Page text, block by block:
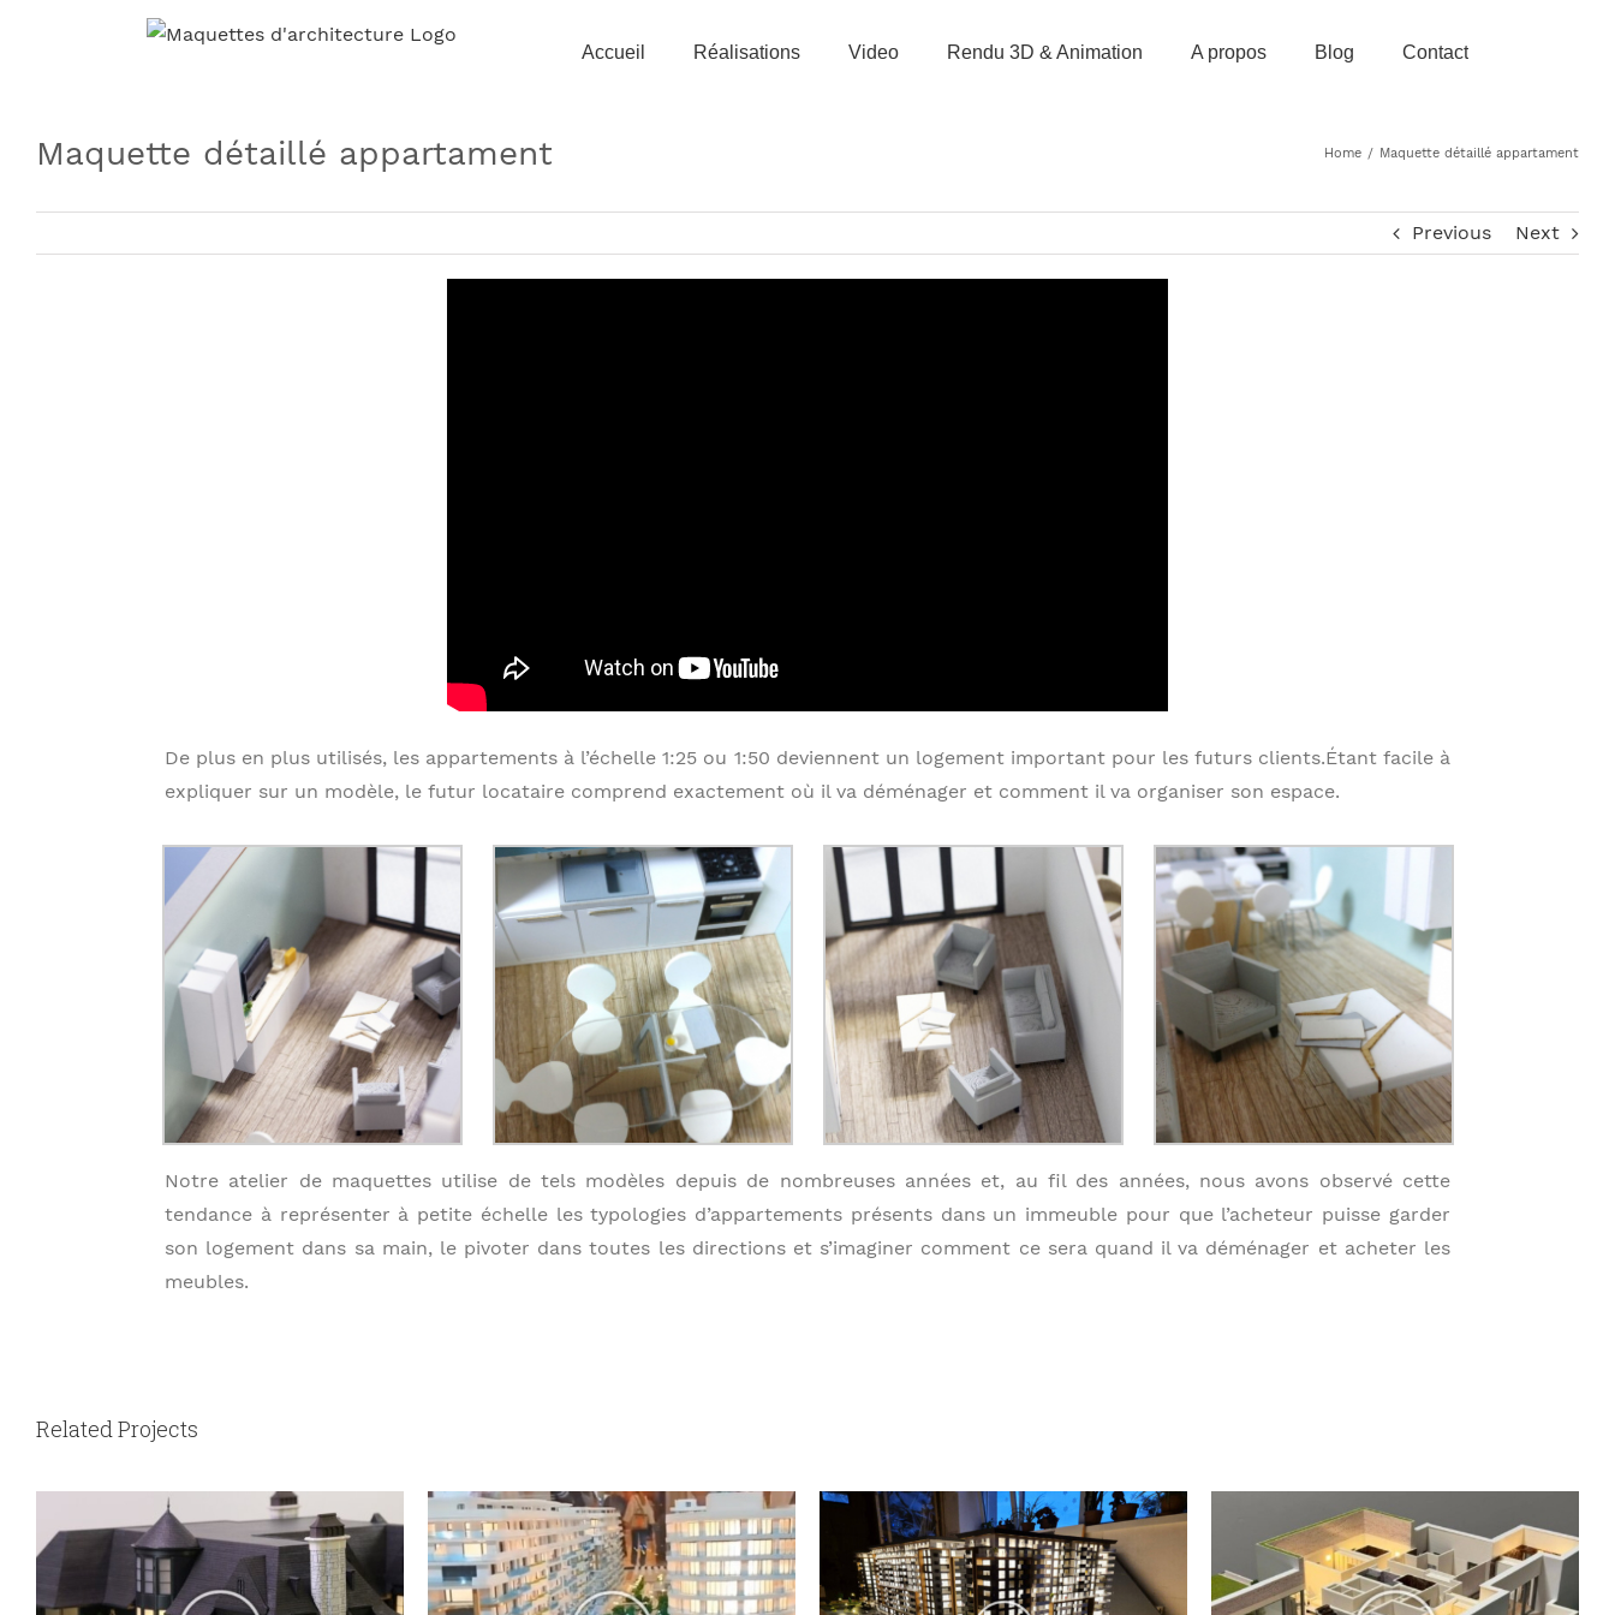
Accueil Réalisations Video Rendu 3D & Animation A propos Blog Contact
Maquette détaillé appartament Home / Maquette détaillé appartament
Previous Next
De plus en plus utilisés, les appartements à l’échelle 1:25 ou 1:50 deviennent un logement important pour les futurs clients.Étant facile à
expliquer sur un modèle, le futur locataire comprend exactement où il va déménager et comment il va organiser son espace.
Notre atelier de maquettes utilise de tels modèles depuis de nombreuses années et, au fil des années, nous avons observé cette
tendance à représenter à petite échelle les typologies d’appartements présents dans un immeuble pour que l’acheteur puisse garder
son logement dans sa main, le pivoter dans toutes les directions et s’imaginer comment ce sera quand il va déménager et acheter les
meubles.
Related Projects